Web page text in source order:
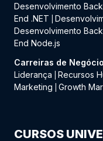
Desenvolvimento
End .NET
Desenvolvimento
End Node.js
Carreiras de
Liderança
Recursos
Marketing
Growth
CURSOS